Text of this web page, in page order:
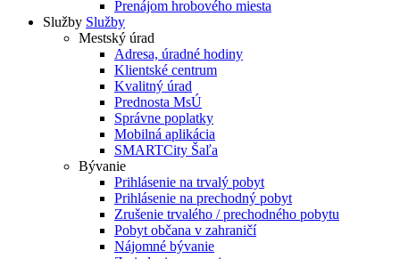
Prenájom hrobového miesta
Služby Služby
Mestský úrad
Adresa, úradné hodiny
Klientské centrum
Kvalitný úrad
Prednosta MsÚ
Správne poplatky
Mobilná aplikácia
SMARTCity Šaľa
Bývanie
Prihlásenie na trvalý pobyt
Prihlásenie na prechodný pobyt
Zrušenie trvalého / prechodného pobytu
Pobyt občana v zahraničí
Nájomné bývanie